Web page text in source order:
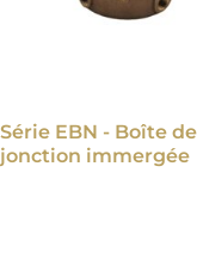
Série EBN - Boîte de
jonction immergée